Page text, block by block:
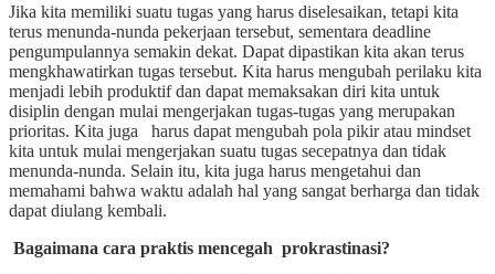
Jika kita memiliki suatu tugas yang harus diselesaikan, tetapi kita
terus menunda-nunda pekerjaan tersebut, sementara deadline
pengumpulannya semakin dekat. Dapat dipastikan kita akan terus
mengkhawatirkan tugas tersebut. Kita harus mengubah perilaku kita
menjadi lebih produktif dan dapat memaksakan diri kita untuk
disiplin dengan mulai mengerjakan tugas-tugas yang merupakan
prioritas. Kita juga harus dapat mengubah pola pikir atau mindset
kita untuk mulai mengerjakan suatu tugas secepatnya dan tidak
menunda-nunda. Selain itu, kita juga harus mengetahui dan
memahami bahwa waktu adalah hal yang sangat berharga dan tidak
dapat diulang kembali.
Bagaimana cara praktis mencegah prokrastinasi?